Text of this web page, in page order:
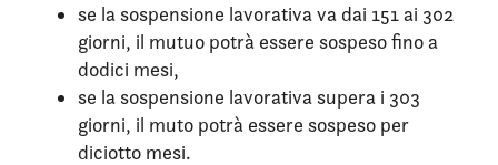
se la sospensione lavorativa va dai 151 ai 302
giorni, il mutuo potrà essere sospeso fino a
dodici mesi,
se la sospensione lavorativa supera i 303
giorni, il muto potrà essere sospeso per
diciotto mesi.